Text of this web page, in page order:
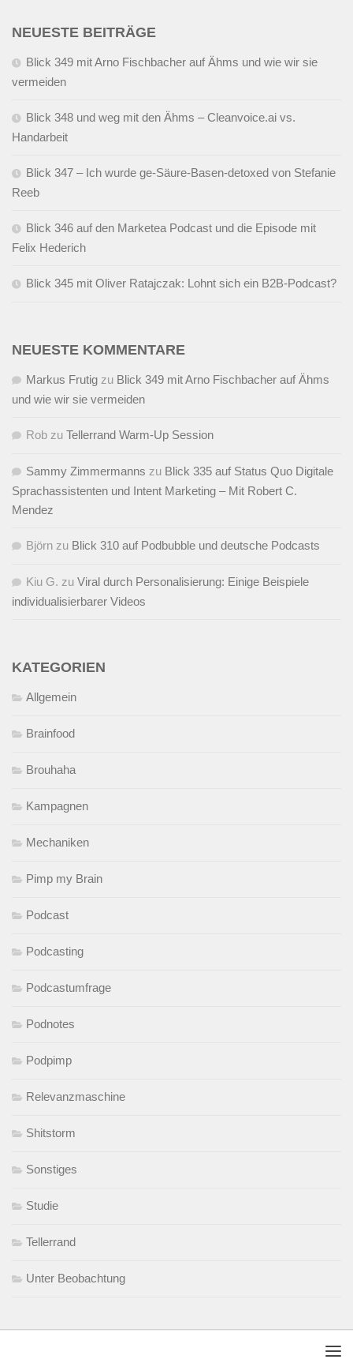
NEUESTE BEITRÄGE
Blick 349 mit Arno Fischbacher auf Ähms und wie wir sie
vermeiden
Blick 348 und weg mit den Ähms – Cleanvoice.ai vs.
Handarbeit
Blick 347 – Ich wurde ge-Säure-Basen-detoxed von Stefanie
Reeb
Blick 346 auf den Marketea Podcast und die Episode mit
Felix Hederich
Blick 345 mit Oliver Ratajczak: Lohnt sich ein B2B-Podcast?
NEUESTE KOMMENTARE
Markus Frutig zu Blick 349 mit Arno Fischbacher auf Ähms
und wie wir sie vermeiden
Rob zu Tellerrand Warm-Up Session
Sammy Zimmermanns zu Blick 335 auf Status Quo Digitale
Sprachassistenten und Intent Marketing – Mit Robert C.
Mendez
Björn zu Blick 310 auf Podbubble und deutsche Podcasts
Kiu G. zu Viral durch Personalisierung: Einige Beispiele
individualisierbarer Videos
KATEGORIEN
Allgemein
Brainfood
Brouhaha
Kampagnen
Mechaniken
Pimp my Brain
Podcast
Podcasting
Podcastumfrage
Podnotes
Podpimp
Relevanzmaschine
Shitstorm
Sonstiges
Studie
Tellerrand
Unter Beobachtung